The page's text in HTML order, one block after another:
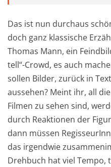
Das ist nun durchaus
doch ganz klassische
Thomas Mann, ein
tell“-Crowd, es auch
sollen Bilder, zurück in
aussehen? Meint ihr, all
Filmen zu sehen sind,
durch Reaktionen der
dann müssen
das irgendwie
Drehbuch hat viel Tempo,